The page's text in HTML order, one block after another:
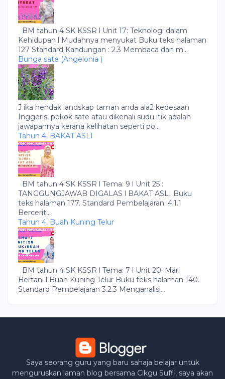
BM tahun 4 SK KSSR l Unit 17: Teknologi dalam
Kehidupan l Mudahnya menyukat Buku teks halaman
127 Standard Kandungan : 2.3 Membaca dan m...
Bunga sate (Angelonia )
J ika hendak landskap taman anda ala2 kedesaan
Inggeris, pokok sate atau dikenali sudu itik adalah
jawapannya kerana kelihatan seperti po...
Tahun 4, BAKAT ASLI
BM tahun 4 SK KSSR l Tema: 9 l Unit 25 :
TANGGUNGJAWAB DIGALAS l BAKAT ASLI Buku
teks halaman 177. Standard Pembelajaran: 4.1.1
Bercerit...
Tahun 4, Buah Kuning Telur
BM tahun 4 SK KSSR l Tema: 7 l Unit 20: Mari
Bertani l Buah Kuning Telur Buku teks halaman 140.
Standard Pembelajaran 3.2.3 Menganalisi...
Saya seorang guru yang baru sahaja belajar untuk
menguruskan laman blog bersama Cikgu Suffi, saya akan